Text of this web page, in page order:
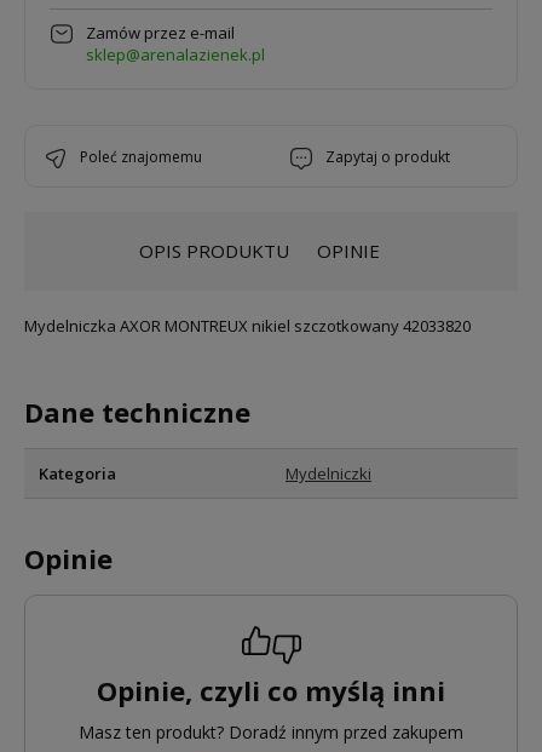
Zamów przez e-mail
sklep@arenalazienek.pl
poleć znajomemu zapytaj o produkt
OPIS PRODUKTU OPINIE
Mydelniczka AXOR MONTREUX nikiel szczotkowany 42033820
Dane techniczne
Kategoria Mydelniczki
Opinie
Opinie, czyli co myślą inni
Masz ten produkt? Doradź innym przed zakupem